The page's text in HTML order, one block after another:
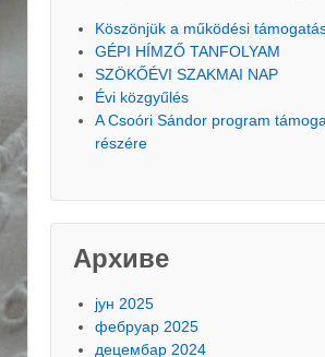
Köszönjük a működési
GÉPI HÍMZŐ TANFOLYAM
SZÖKŐÉVI SZAKMAI NAP
Évi közgyűlés
A Csoóri Sándor program
részére
Архиве
јун 2025
фебруар 2025
децембар 2024